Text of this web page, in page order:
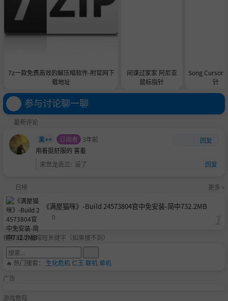
7z一款免费高效的解压缩软件-附官网下
载地址
间谍过家家 阿尼亚
鼠标指针
Song Cursor
针
参与讨论聊一聊
最新评论
吴++
订阅者 3年前
回复
用着挺舒服的 害羞
末世龙舌兰: 设了 回复
日榜 更多 »
《满屋猫咪》-Build 24573804官中免安装-简中732.2MB
0
搜索-请尽量缩短关键字（如果搜不到）
🔥 热门搜索： 生化危机仁王 联机单机
广告
游戏教程